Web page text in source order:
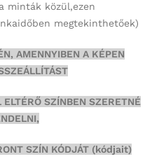
minták közül,ezen
megtekinthetőek)
AMENNYIBEN A KÉPEN
SZÍNBEN SZERETNÉ
SZÍN KÓDJÁT (kódjait)